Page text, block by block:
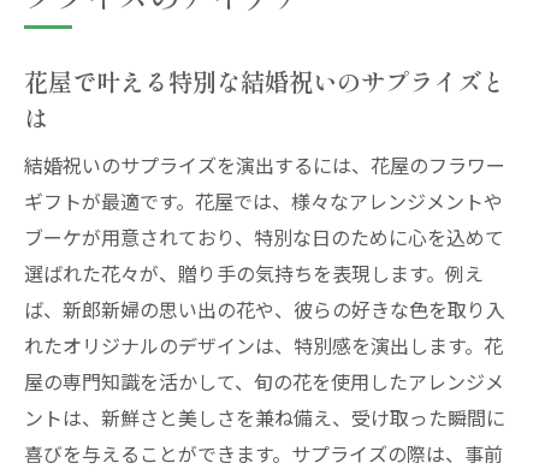
心に残る結婚祝いを演出する花屋のヒント
祝い
心温まる結婚祝いに最適な花の種類とは
結婚祝いにおすすめのフラワーアレンジメ
ント
花屋が選ぶ結婚祝いにぴったりの花の組み
合わせ
特別な日を彩るための花屋の花選びのポイ
ント
選び抜かれた花々で贈る感動の結婚祝い
花屋で叶える特別な結婚祝いのサプライズと
は
結婚祝いのサプライズを演出するには、花屋のフラワー
ギフトが最適です。花屋では、様々なアレンジメントや
ブーケが用意されており、特別な日のために心を込めて
選ばれた花々が、贈り手の気持ちを表現します。例え
ば、新郎新婦の思い出の花や、彼らの好きな色を取り入
れたオリジナルのデザインは、特別感を演出します。花
屋の専門知識を活かして、旬の花を使用したアレンジメ
ントは、新鮮さと美しさを兼ね備え、受け取った瞬間に
喜びを与えることができます。サプライズの際は、事前